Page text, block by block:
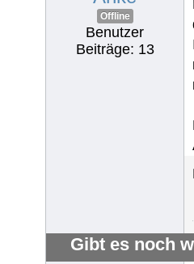
Offline
Benutzer
Beiträge: 13
Gibt es noch